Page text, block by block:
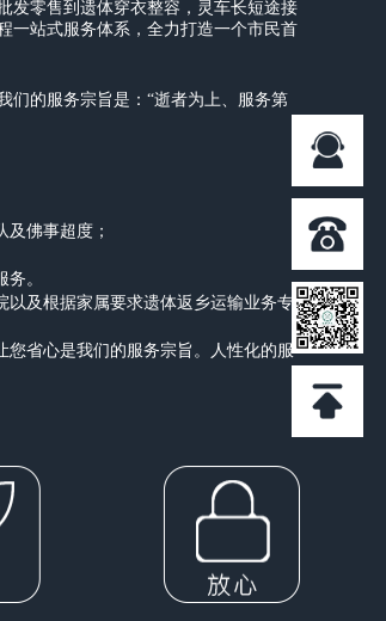
发零售到遗体穿衣整容，灵车长短途接
一站式服务体系，全力打造一个市民首
们的服务宗旨是：“逝者为上、服务第
佛事超度；
。
及根据家属要求遗体返乡运输业务专
您省心是我们的服务宗旨。人性化的服